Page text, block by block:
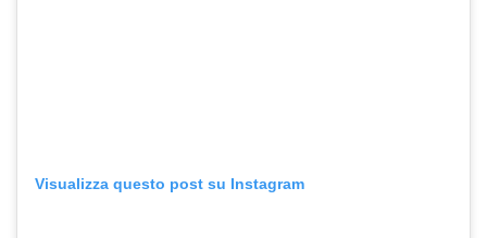
Visualizza questo post su Instagram